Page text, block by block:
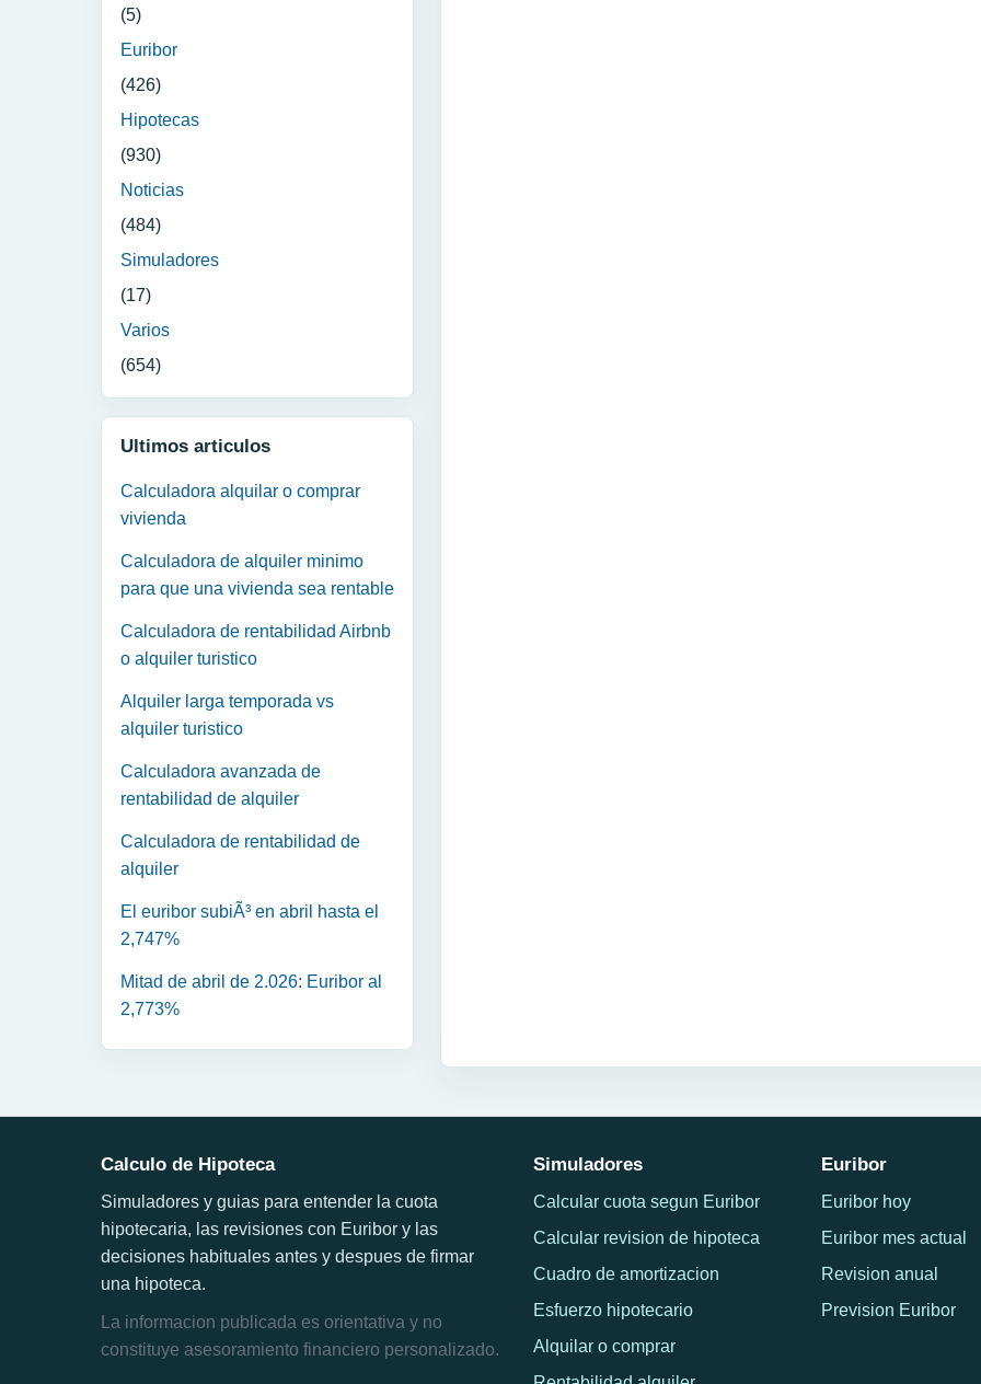
(5)
Euribor
(426)
Hipotecas
(930)
Noticias
(484)
Simuladores
(17)
Varios
(654)
Ultimos articulos
Calculadora alquilar o comprar
vivienda
Calculadora de alquiler minimo
para que una vivienda sea rentable
Calculadora de rentabilidad Airbnb
o alquiler turistico
Alquiler larga temporada vs
alquiler turistico
Calculadora avanzada de
rentabilidad de alquiler
Calculadora de rentabilidad de
alquiler
El euribor subiÃ³ en abril hasta el
2,747%
Mitad de abril de 2.026: Euribor al
2,773%
Calculo de Hipoteca
Simuladores y guias para entender la cuota
hipotecaria, las revisiones con Euribor y las
decisiones habituales antes y despues de firmar
una hipoteca.
La informacion publicada es orientativa y no
constituye asesoramiento financiero personalizado.
Simuladores
Calcular cuota segun Euribor
Calcular revision de hipoteca
Cuadro de amortizacion
Esfuerzo hipotecario
Alquilar o comprar
Euribor
Euribor hoy
Euribor mes actual
Revision anual
Prevision Euribor